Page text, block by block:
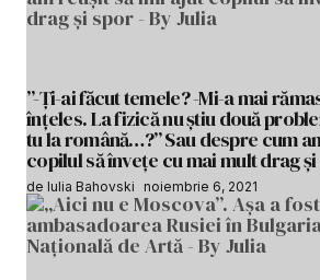
”-Ți-ai făcut temele? -Mi-a mai
înțeles. La fizică nu știu două
tu la română…?” Sau despre cum
copilul să învețe cu mai mult drag
de Iulia Bahovski noiembrie 6, 2021